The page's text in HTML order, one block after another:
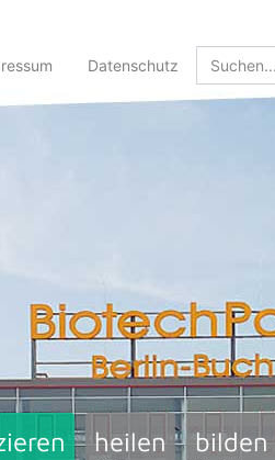
Datenschutz
heilen bilden